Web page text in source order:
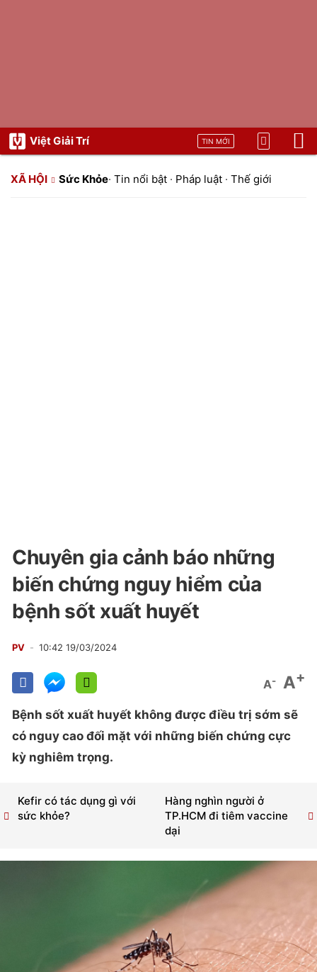
Việt Giải Trí TIN MỚI
XÃ HỘI Sức Khỏe· Tin nổi bật · Pháp luật · Thế giới
Chuyên gia cảnh báo những
biến chứng nguy hiểm của
bệnh sốt xuất huyết
PV 10:42 19/03/2024
A- A+
Bệnh sốt xuất huyết không được điều trị sớm sẽ
có nguy cao đối mặt với những biến chứng cực
kỳ nghiêm trọng.
Hàng nghìn người ở
TP.HCM đi tiêm vaccine
dại
Kefir có tác dụng gì với
sức khỏe?